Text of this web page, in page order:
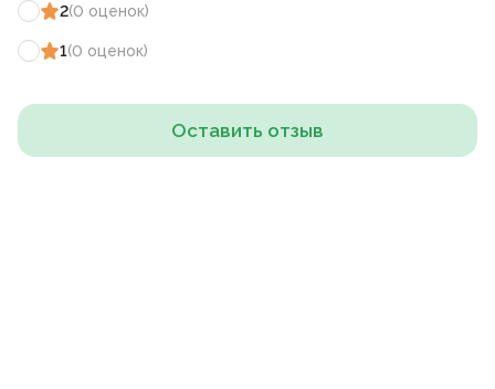
2(0 оценок)
1(0 оценок)
Оставить отзыв